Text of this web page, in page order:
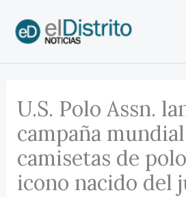
contenido
U.S. Polo Assn.
campaña
camisetas de
icono nacido del